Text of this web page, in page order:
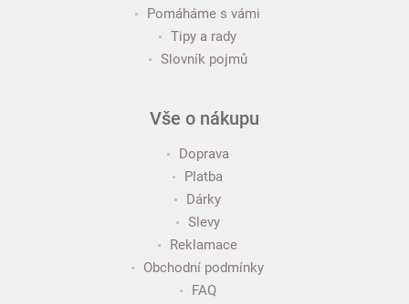
Pomáháme s vámi
Tipy a rady
Slovník pojmů
Vše o nákupu
Doprava
Platba
Dárky
Slevy
Reklamace
Obchodní podmínky
FAQ